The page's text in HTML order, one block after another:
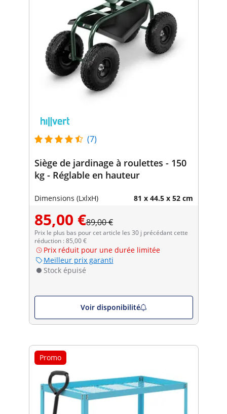
(7)
Siège de jardinage à roulettes - 150
kg - Réglable en hauteur
Dimensions (LxlxH) 81 x 44.5 x 52 cm
85,00 €89,00 €
Prix le plus bas pour cet article les 30 j précédant cette
réduction : 85,00 €
Prix réduit pour une durée limitée
Meilleur prix garanti
Stock épuisé
Voir disponibilité
Promo